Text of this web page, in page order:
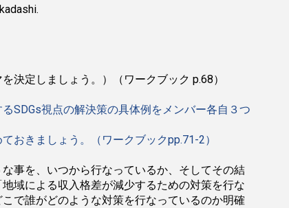
決定しましょう。）（ワークブック p.68）
SDGs視点の解決策の具体例をメンバー各自３つ
おきましょう。（ワークブックpp.71-2）
事を、いつから行なっているか、そしてその結
域による収入格差が減少するための対策を行な
で誰がどのような対策を行なっているのか明確